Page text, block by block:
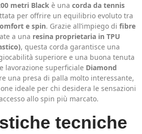
metri Black è una corda da tennis
per offrire un equilibrio evoluto tra
e spin. Grazie all’impiego di fibre
a una resina proprietaria in TPU
, questa corda garantisce una
superiore e una buona tenuta
lavorazione superficiale Diamond
una presa di palla molto interessante,
ideale per chi desidera le sensazioni
allo spin più marcato.
tecniche